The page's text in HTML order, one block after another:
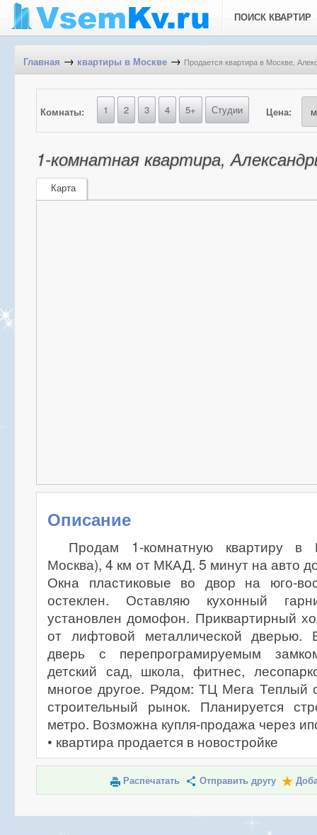
ПОИСК КВАРТИР
Главная → квартиры в Москве → Продается квартира в Москве,
Комнаты: 1 2 3 4 5+ Студии Цена:
1-комнатная квартира,
Карта
Описание
Продам 1-комнатную квартиру в
Москва), 4 км от МКАД. 5 минут на авто
Окна пластиковые во двор на юго-
остеклен. Оставляю кухонный
установлен домофон. Приквартирный
от лифтовой металлической дверью.
дверь с перепрограмируемым
детский сад, школа, фитнес,
многое другое. Рядом: ТЦ Мега Теплый
строительный рынок. Планируется
метро. Возможна купля-продажа через
• квартира продается в новостройке
Распечатать Отправить другу